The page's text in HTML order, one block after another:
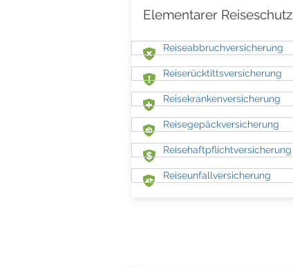
Elementarer Reiseschutz
Reiseabbruchversicherung
Reiserücktittsversicherung
Reisekrankenversicherung
Reisegepäckversicherung
Reisehaftpflichtversicherung
Reiseunfallversicherung